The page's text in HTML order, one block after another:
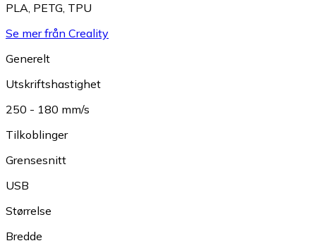
PLA PETG TPU
Se mer från Creality
Generelt
Utskriftshastighet
250 - 180 mm/s
Tilkoblinger
Grensesnitt
USB
Størrelse
Bredde